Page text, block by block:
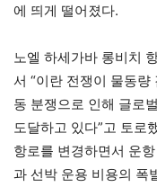
에 띄게 떨어졌다.
노엘 하세가바 롱비치
서 “이란 전쟁이 물동
동 분쟁으로 인해 글로
도달하고 있다”고 토로
항로를 변경하면서 운
과 선박 운용 비용의 폭